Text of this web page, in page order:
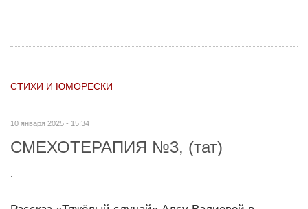
СТИХИ И ЮМОРЕСКИ
10 января 2025 - 15:34
СМЕХОТЕРАПИЯ №3, (тат)
.